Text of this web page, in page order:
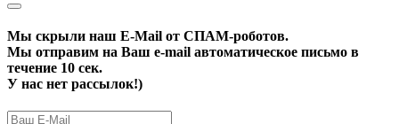
Мы скрыли наш E-Mail от СПАМ-роботов.
Мы отправим на Ваш e-mail автоматическое письмо в
течение 10 сек.
У нас нет рассылок!)